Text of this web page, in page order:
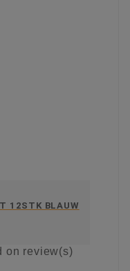
12STK BLAUW
on review(s)